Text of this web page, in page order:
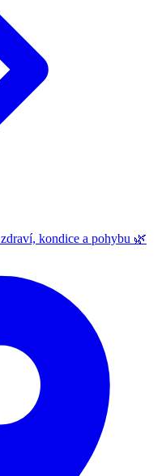
kondice a pohybu 🌿